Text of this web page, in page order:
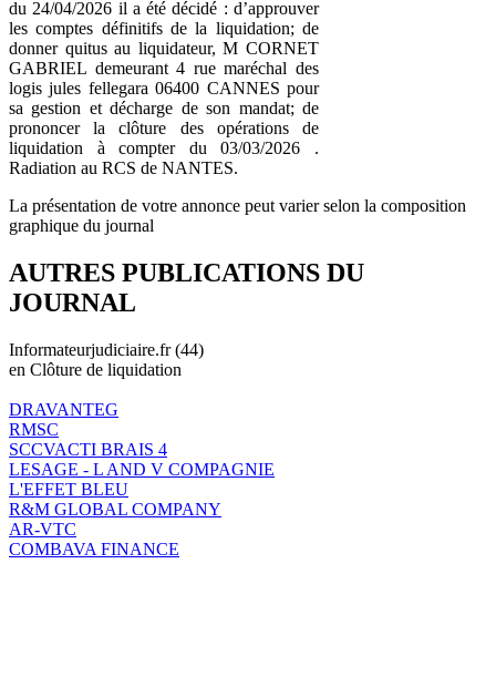
du 24/04/2026 il a été décidé : d’approuver
les comptes définitifs de la liquidation; de
donner quitus au liquidateur, M CORNET
GABRIEL demeurant 4 rue maréchal des
logis jules fellegara 06400 CANNES pour
sa gestion et décharge de son mandat; de
prononcer la clôture des opérations de
liquidation à compter du 03/03/2026 .
Radiation au RCS de NANTES.
La présentation de votre annonce peut varier selon la composition
graphique du journal
AUTRES PUBLICATIONS DU
JOURNAL
Informateurjudiciaire.fr (44)
en Clôture de liquidation
DRAVANTEG
RMSC
SCCVACTI BRAIS 4
LESAGE - L AND V COMPAGNIE
L'EFFET BLEU
R&M GLOBAL COMPANY
AR-VTC
COMBAVA FINANCE